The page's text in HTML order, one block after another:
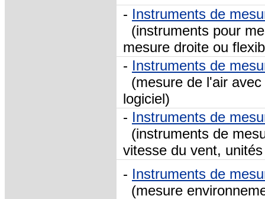
- Instruments de
(instruments pour
mesure droite ou
- Instruments de
(mesure de l'air
logiciel)
- Instruments de
(instruments de
vitesse du vent,
- Instruments de
(mesure